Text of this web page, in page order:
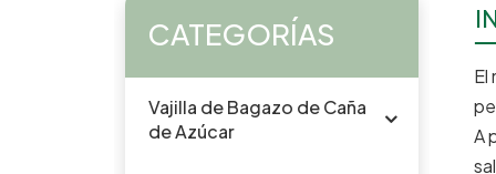
El
A
CATEGORÍAS
Vajilla de Bagazo de Caña
de Azúcar